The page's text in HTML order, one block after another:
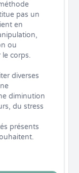
pas un
en
ou
corps.
diverses
diminution
du stress
présents